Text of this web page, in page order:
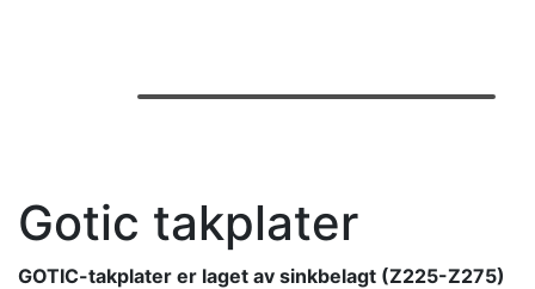
Gotic takplater
GOTIC-takplater er laget av sinkbelagt (Z225-Z275)